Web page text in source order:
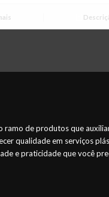
ramo de produtos que
qualidade em serviços
e praticidade que você